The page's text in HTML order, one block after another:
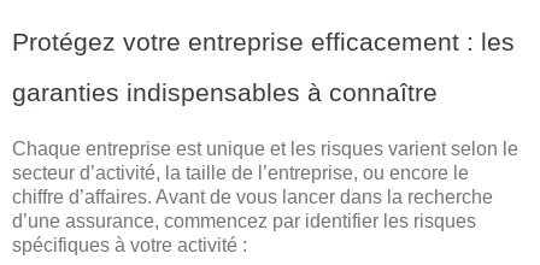
Protégez votre entreprise efficacement : les
garanties indispensables à connaître
Chaque entreprise est unique et les risques varient selon le
secteur d’activité, la taille de l’entreprise, ou encore le
chiffre d’affaires. Avant de vous lancer dans la recherche
d’une assurance, commencez par identifier les risques
spécifiques à votre activité :